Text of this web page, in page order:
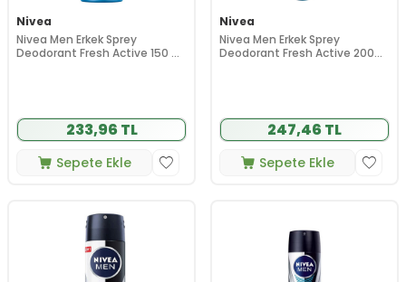
Nivea
Nivea Men Erkek Sprey
Deodorant Fresh Active 150 ml
233,96 TL
Sepete Ekle
Nivea
Nivea Men Erkek Sprey
Deodorant Fresh Active 200
247,46 TL
Sepete Ekle